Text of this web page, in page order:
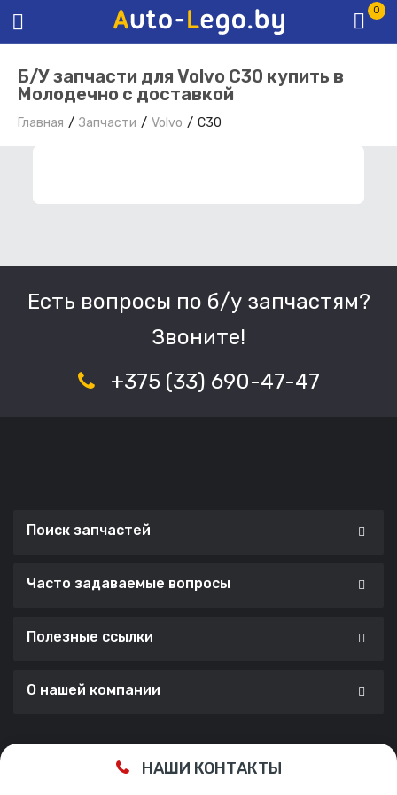
0
Б/У запчасти для Volvo C30 купить в
Молодечно с доставкой
Главная Запчасти Volvo C30
Есть вопросы по б/у запчастям?
Звоните!
+375 (33) 690-47-47
Поиск запчастей
Часто задаваемые вопросы
Полезные ссылки
О нашей компании
Сделано с ❤️ вCherry Lab Agency
НАШИ КОНТАКТЫ